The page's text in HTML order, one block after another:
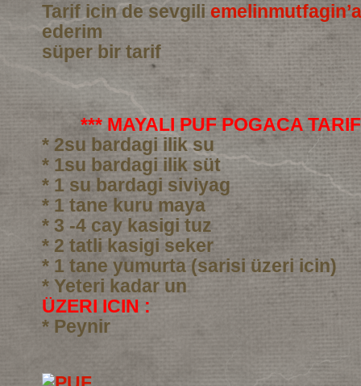
Tarif icin de sevgiliemelinmutfagin’a
ederim
süper bir tarif
*** MAYALI PUF POGACA
* 2su bardagi ilik su
* 1su bardagi ilik süt
* 1 su bardagi siviyag
* 1 tane kuru maya
* 3 -4 cay kasigi tuz
* 2 tatli kasigi seker
* 1 tane yumurta (sarisi üzeri icin)
* Yeteri kadar un
ÜZERI ICIN :
* Peynir